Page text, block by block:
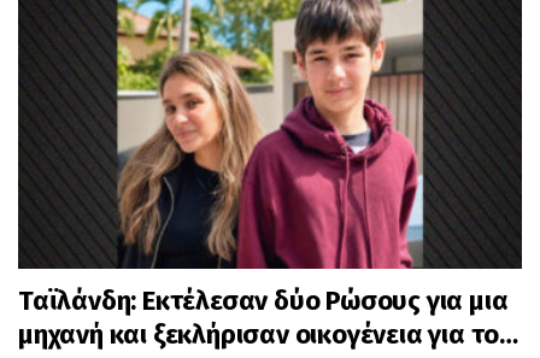
Ταϊλάνδη: Εκτέλεσαν δύο Ρώσους για μια
μηχανή και ξεκλήρισαν οικογένεια για το…